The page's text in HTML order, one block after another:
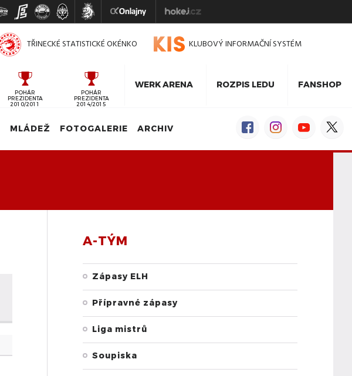
TŘINECKÉ STATISTICKÉ OKÉNKO KLUBOVÝ INFORMAČNÍ SYSTÉM
POHÁR
PREZIDENTA
2010/2011
POHÁR
PREZIDENTA
2014/2015
WERK ARENA ROZPIS LEDU FANSHOP
MLÁDEŽ FOTOGALERIE ARCHIV
A-TÝM
Zápasy ELH
Přípravné zápasy
Liga mistrů
Soupiska